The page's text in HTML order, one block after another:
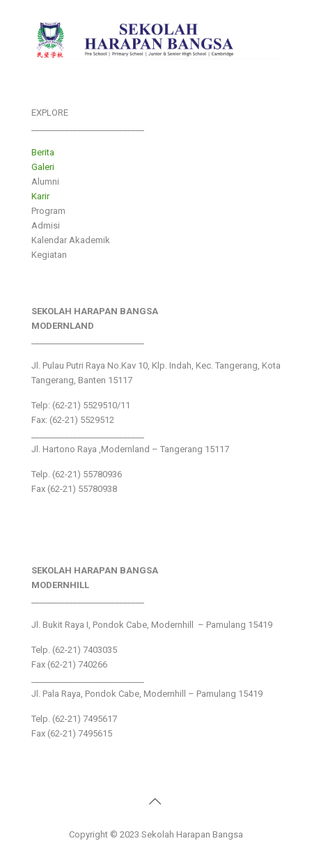
EXPLORE
Berita
Galeri
Alumni
Karir
Program
Admisi
Kalendar Akademik
Kegiatan
SEKOLAH HARAPAN BANGSA
MODERNLAND
Jl. Pulau Putri Raya No.Kav 10, Klp. Indah, Kec. Tangerang, Kota
Tangerang, Banten 15117
Telp: (62-21) 5529510/11
Fax: (62-21) 5529512
Jl. Hartono Raya ,Modernland – Tangerang 15117
Telp. (62-21) 55780936
Fax (62-21) 55780938
SEKOLAH HARAPAN BANGSA
MODERNHILL
Jl. Bukit Raya I, Pondok Cabe, Modernhill – Pamulang 15419
Telp. (62-21) 7403035
Fax (62-21) 740266
Jl. Pala Raya, Pondok Cabe, Modernhill – Pamulang 15419
Telp. (62-21) 7495617
Fax (62-21) 7495615
Copyright © 2023 Sekolah Harapan Bangsa